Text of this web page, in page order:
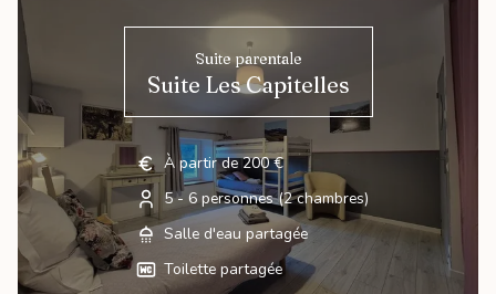
Suite parentale
Suite Les Capitelles
À partir de 200 €
5 - 6 personnes (2 chambres)
Salle d'eau partagée
Toilette partagée